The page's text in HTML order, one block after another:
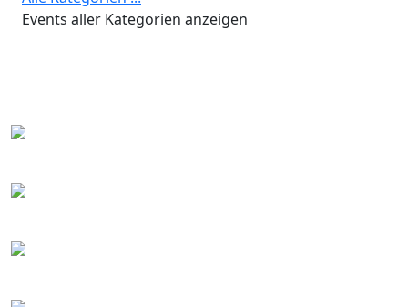
Events aller Kategorien anzeigen